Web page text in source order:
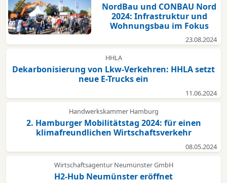
NordBau und CONBAU Nord
2024: Infrastruktur und
Wohnungsbau im Fokus
23.08.2024
HHLA
Dekarbonisierung von Lkw-Verkehren: HHLA setzt
neue E-Trucks ein
11.06.2024
Handwerkskammer Hamburg
2. Hamburger Mobilitätstag 2024: für einen
klimafreundlichen Wirtschaftsverkehr
08.05.2024
Wirtschaftsagentur Neumünster GmbH
H2-Hub Neumünster eröffnet